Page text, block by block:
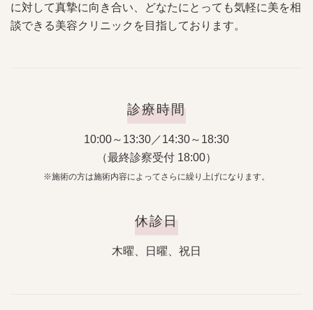
に対して真摯に向き合い、どなたにとっても気軽に美を相
談できる美容クリニックを目指しております。
診療時間
10:00～13:30／14:30～18:30
（最終診察受付 18:00）
※施術の方は施術内容によってさらに繰り上げになります。
休診日
木曜、日曜、祝日